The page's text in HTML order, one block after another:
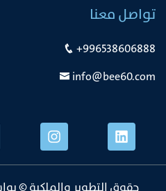
تواصل معنا
+996538606888
info@bee60.com
حقوق التطوير والملكية ©